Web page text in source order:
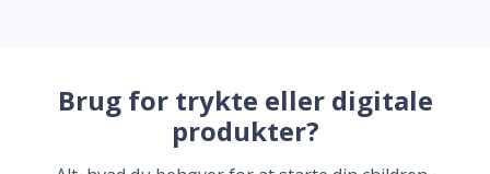
Brug for trykte eller digitale
produkter?